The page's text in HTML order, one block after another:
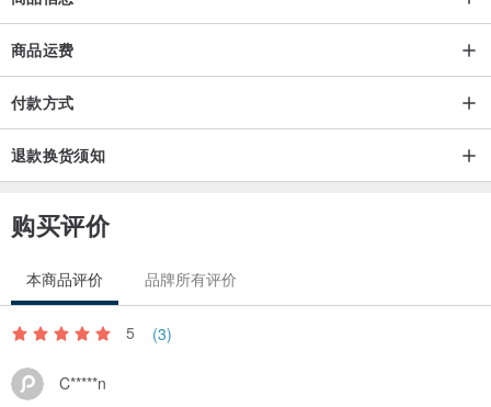
商品运费
付款方式
退款换货须知
购买评价
本商品评价 品牌所有评价
5 (3)
C*****n